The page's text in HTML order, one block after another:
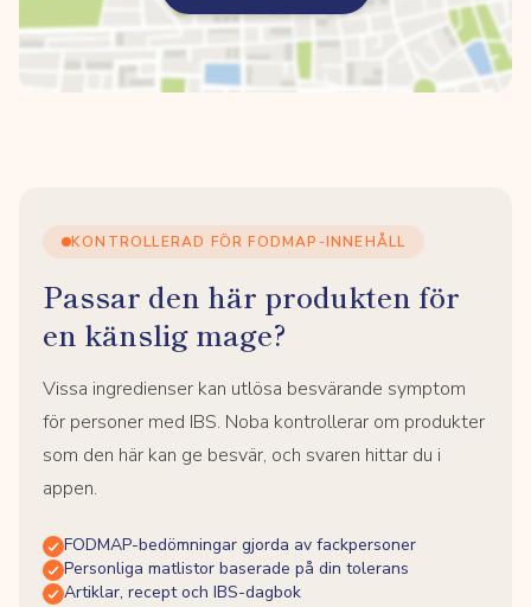
KONTROLLERAD FÖR FODMAP-INNEHÅLL
Passar den här produkten för
en känslig mage?
Vissa ingredienser kan utlösa besvärande symptom
för personer med IBS. Noba kontrollerar om produkter
som den här kan ge besvär, och svaren hittar du i
appen.
FODMAP-bedömningar gjorda av fackpersoner
Personliga matlistor baserade på din tolerans
Artiklar, recept och IBS-dagbok